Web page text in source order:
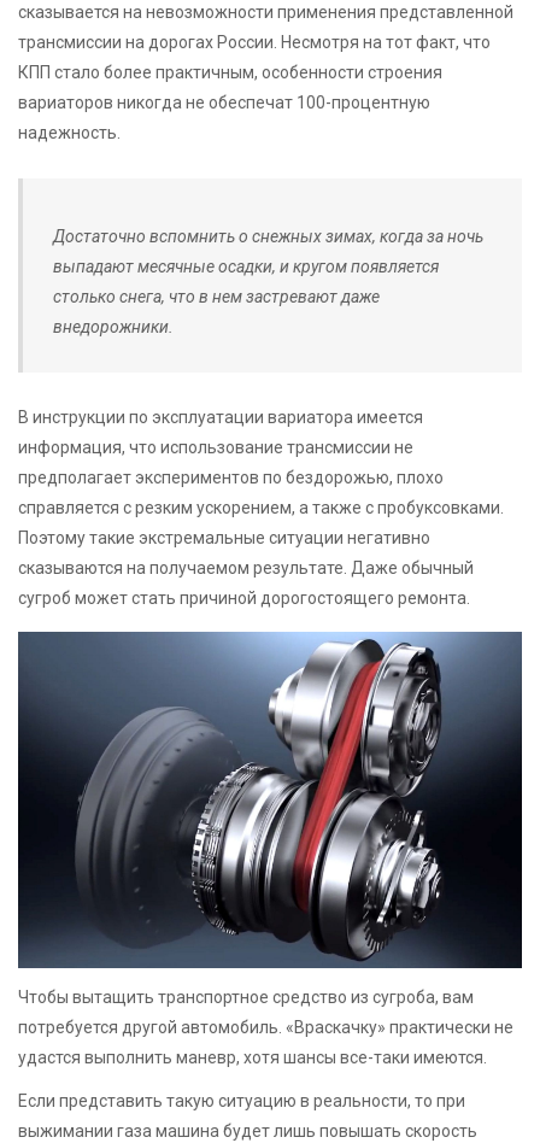
сказывается на невозможности применения представленной
трансмиссии на дорогах России. Несмотря на тот факт, что
КПП стало более практичным, особенности строения
вариаторов никогда не обеспечат 100-процентную
надежность.
Достаточно вспомнить о снежных зимах, когда за ночь
выпадают месячные осадки, и кругом появляется
столько снега, что в нем застревают даже
внедорожники.
В инструкции по эксплуатации вариатора имеется
информация, что использование трансмиссии не
предполагает экспериментов по бездорожью, плохо
справляется с резким ускорением, а также с пробуксовками.
Поэтому такие экстремальные ситуации негативно
сказываются на получаемом результате. Даже обычный
сугроб может стать причиной дорогостоящего ремонта.
Чтобы вытащить транспортное средство из сугроба, вам
потребуется другой автомобиль. «Враскачку» практически не
удастся выполнить маневр, хотя шансы все-таки имеются.
Если представить такую ситуацию в реальности, то при
выжимании газа машина будет лишь повышать скорость